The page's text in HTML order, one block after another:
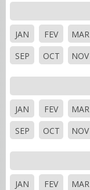
JAN FEV MAR
SEP
OCT NOV
JAN FEV MAR
SEP
OCT NOV
JAN FEV MAR